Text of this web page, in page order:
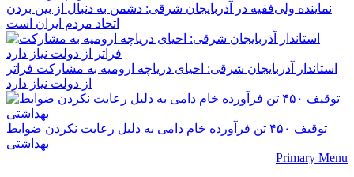
نماینده ولی‌فقیه در آذربایجان شرقی: دشمن به دنبال از بین بردن
اتحاد مردم ایران است
استاندار آذربایجان شرقی: احیای دریاچه ارومیه به مشارکت فراتر
از دولت نیاز دارد
توقیف ۴۵۰ تن فرآورده خام دامی به دلیل رعایت نکردن ضوابط
بهداشتی
Primary Menu